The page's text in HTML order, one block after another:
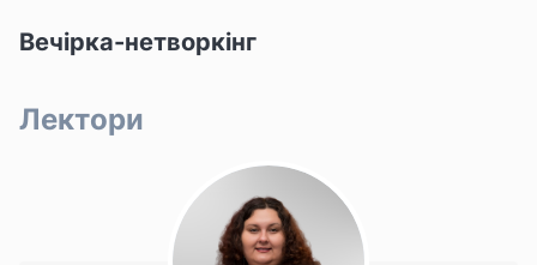
Вечірка-нетворкінг
Лектори